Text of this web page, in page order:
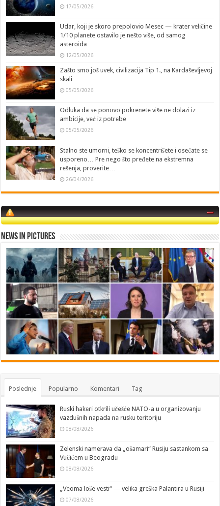
17/05/2026
Udar, koji je skoro prepolovio Mesec — krater veličine
1/10 planete ostavilo je nešto više, od samog
asteroida
12/05/2026
Zašto smo još uvek, civilizacija Tip 1., na Kardaševljevoj
skali
05/05/2026
Odluka da se ponovo pokrenete više ne dolazi iz
ambicije, već iz potrebe
05/05/2026
Stalno ste umorni, teško se koncentrišete i osećate se
usporeno… Pre nego što pređete na ekstremna
rešenja, proverite…
26/04/2026
News in Pictures
Poslednje Popularno Komentari Tag
Ruski hakeri otkrili učešće NATO-a u organizovanju
vazdušnih napada na rusku teritoriju
08/08/2026
Zelenski namerava da „ošamari“ Rusiju sastankom sa
Vučićem u Beogradu
08/08/2026
„Veoma loše vesti“ — velika greška Palantira u Rusiji
07/08/2026